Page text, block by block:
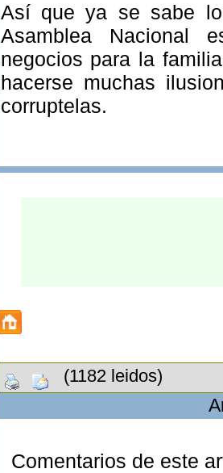
Así que ya se sabe
Asamblea Nacional
negocios para la
hacerse muchas
corruptelas.
(1182 leidos)
Comentarios de este